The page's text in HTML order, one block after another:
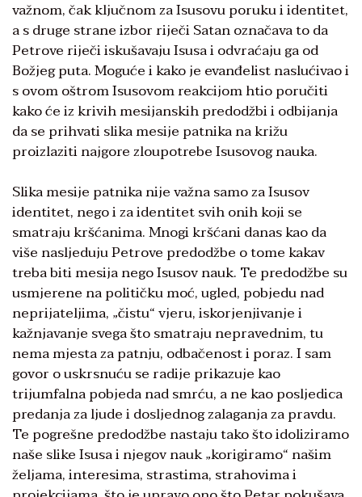
važnom, čak ključnom za Isusovu poruku i identitet,
a s druge strane izbor riječi Satan označava to da
Petrove riječi iskušavaju Isusa i odvraćaju ga od
Božjeg puta. Moguće i kako je evanđelist naslućivao i
s ovom oštrom Isusovom reakcijom htio poručiti
kako će iz krivih mesijanskih predodžbi i odbijanja
da se prihvati slika mesije patnika na križu
proizlaziti najgore zloupotrebe Isusovog nauka.
Slika mesije patnika nije važna samo za Isusov
identitet, nego i za identitet svih onih koji se
smatraju kršćanima. Mnogi kršćani danas kao da
više nasljeduju Petrove predodžbe o tome kakav
treba biti mesija nego Isusov nauk. Te predodžbe su
usmjerene na političku moć, ugled, pobjedu nad
neprijateljima, „čistu“ vjeru, iskorjenjivanje i
kažnjavanje svega što smatraju nepravednim, tu
nema mjesta za patnju, odbačenost i poraz. I sam
govor o uskrsnuću se radije prikazuje kao
trijumfalna pobjeda nad smrću, a ne kao posljedica
predanja za ljude i dosljednog zalaganja za pravdu.
Te pogrešne predodžbe nastaju tako što idoliziramo
naše slike Isusa i njegov nauk „korigiramo“ našim
željama, interesima, strastima, strahovima i